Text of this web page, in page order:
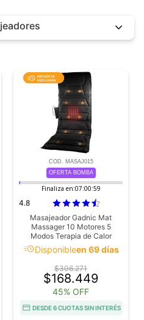
COD. MASAJ015
OFERTA BOMBA
Finaliza en:07:00:58
4.8
Masajeador Gadnic Mat
Massager 10 Motores 5
Modos Terapia de Calor
acuteDisponibleen 69 días
$306.271
$168.449
45% OFF
DESDE 6 CUOTAS SIN INTERÉS